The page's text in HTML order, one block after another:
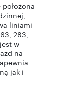
liniami
283,
w
na
jak i